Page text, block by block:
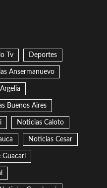
Tv Deportes
Ansermanuevo
Buenos Aires
Noticias Caloto
Noticias Cesar
Guacarí